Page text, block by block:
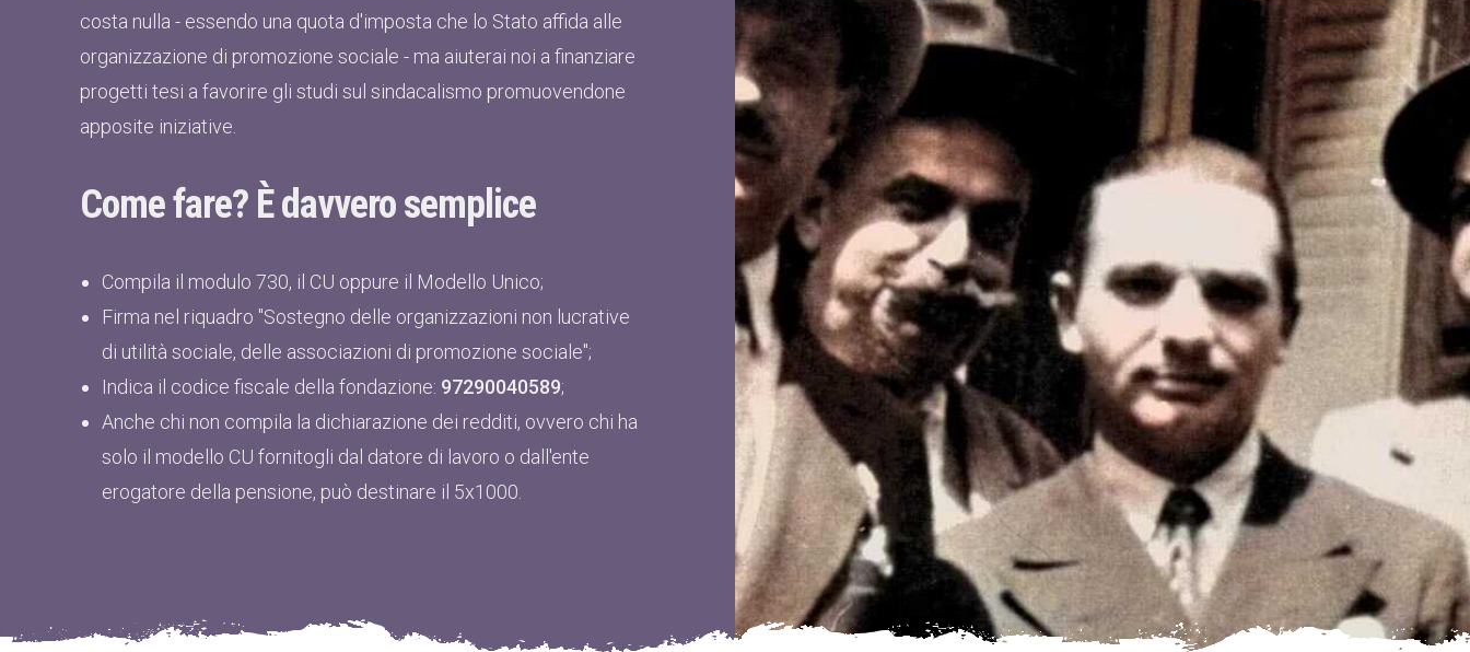
costa nulla - essendo una quota d'imposta che lo Stato affida alle
organizzazione di promozione sociale - ma aiuterai noi a finanziare
progetti tesi a favorire gli studi sul sindacalismo promuovendone
apposite iniziative.
Come fare? È davvero semplice
Compila il modulo 730, il CU oppure il Modello Unico;
Firma nel riquadro "Sostegno delle organizzazioni non lucrative
di utilità sociale, delle associazioni di promozione sociale";
Indica il codice fiscale della fondazione: 97290040589;
Anche chi non compila la dichiarazione dei redditi, ovvero chi ha
solo il modello CU fornitogli dal datore di lavoro o dall'ente
erogatore della pensione, può destinare il 5x1000.